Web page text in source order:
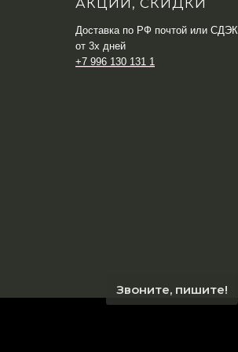
Доставка по РФ почтой или СДЭК
от 3х дней
+7 996 130 131 1
Звоните, пишите!